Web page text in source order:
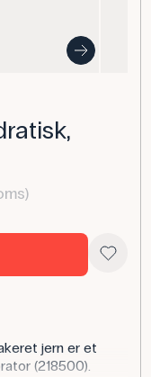
jern er et
(218500).